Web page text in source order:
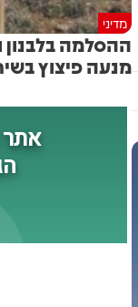
מדיני
ההסלמה
מנעה פיצוץ